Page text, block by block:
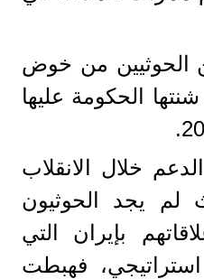
الحوثيين من خوض
الحكومة عليها
خلال الانقلاب
لم يجد الحوثيون
بإيران التي
فهبطت